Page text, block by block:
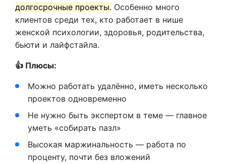
долгосрочные проекты. Особенно много
клиентов среди тех, кто работает в нише
женской психологии, здоровья, родительства,
бьюти и лайфстайла.
👍 Плюсы:
Можно работать удалённо, иметь несколько
проектов одновременно
Не нужно быть экспертом в теме — главное
уметь «собирать пазл»
Высокая маржинальность — работа по
проценту, почти без вложений